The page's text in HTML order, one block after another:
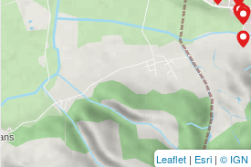
Leaflet | Esri | © IGN